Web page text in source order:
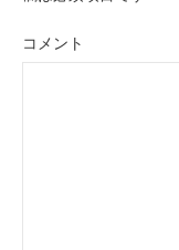
ョ
ン
コメント